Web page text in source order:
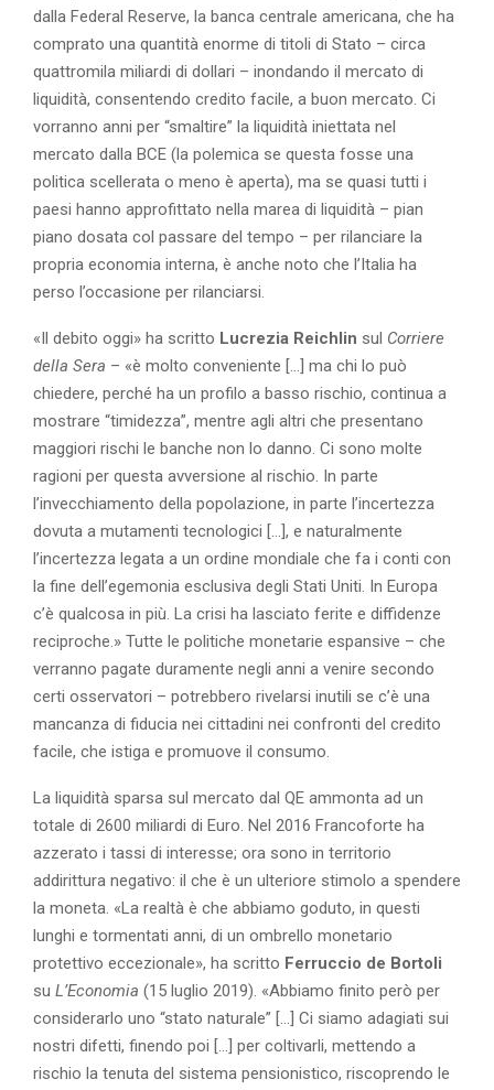
dalla Federal Reserve, la banca centrale americana, che ha
comprato una quantità enorme di titoli di Stato – circa
quattromila miliardi di dollari – inondando il mercato di
liquidità, consentendo credito facile, a buon mercato. Ci
vorranno anni per “smaltire” la liquidità iniettata nel
mercato dalla BCE (la polemica se questa fosse una
politica scellerata o meno è aperta), ma se quasi tutti i
paesi hanno approfittato nella marea di liquidità – pian
piano dosata col passare del tempo – per rilanciare la
propria economia interna, è anche noto che l’Italia ha
perso l’occasione per rilanciarsi.
«Il debito oggi» ha scritto Lucrezia Reichlin sul Corriere
della Sera – «è molto conveniente […] ma chi lo può
chiedere, perché ha un profilo a basso rischio, continua a
mostrare “timidezza”, mentre agli altri che presentano
maggiori rischi le banche non lo danno. Ci sono molte
ragioni per questa avversione al rischio. In parte
l’invecchiamento della popolazione, in parte l’incertezza
dovuta a mutamenti tecnologici […], e naturalmente
l’incertezza legata a un ordine mondiale che fa i conti con
la fine dell’egemonia esclusiva degli Stati Uniti. In Europa
c’è qualcosa in più. La crisi ha lasciato ferite e diffidenze
reciproche.» Tutte le politiche monetarie espansive – che
verranno pagate duramente negli anni a venire secondo
certi osservatori – potrebbero rivelarsi inutili se c’è una
mancanza di fiducia nei cittadini nei confronti del credito
facile, che istiga e promuove il consumo.
La liquidità sparsa sul mercato dal QE ammonta ad un
totale di 2600 miliardi di Euro. Nel 2016 Francoforte ha
azzerato i tassi di interesse; ora sono in territorio
addirittura negativo: il che è un ulteriore stimolo a spendere
la moneta. «La realtà è che abbiamo goduto, in questi
lunghi e tormentati anni, di un ombrello monetario
protettivo eccezionale», ha scritto Ferruccio de Bortoli
su L’Economia (15 luglio 2019). «Abbiamo finito però per
considerarlo uno “stato naturale” […] Ci siamo adagiati sui
nostri difetti, finendo poi […] per coltivarli, mettendo a
rischio la tenuta del sistema pensionistico, riscoprendo le